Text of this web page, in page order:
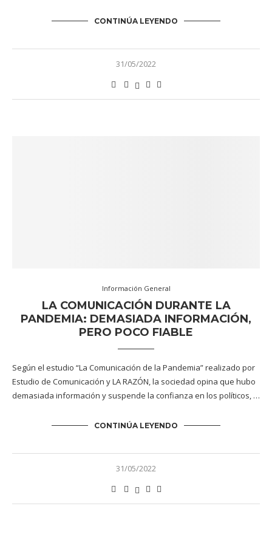
CONTINÚA LEYENDO
31/05/2022
Información General
LA COMUNICACIÓN DURANTE LA
PANDEMIA: DEMASIADA INFORMACIÓN,
PERO POCO FIABLE
Según el estudio “La Comunicación de la Pandemia” realizado por
Estudio de Comunicación y LA RAZÓN, la sociedad opina que hubo
demasiada información y suspende la confianza en los políticos, …
CONTINÚA LEYENDO
31/05/2022